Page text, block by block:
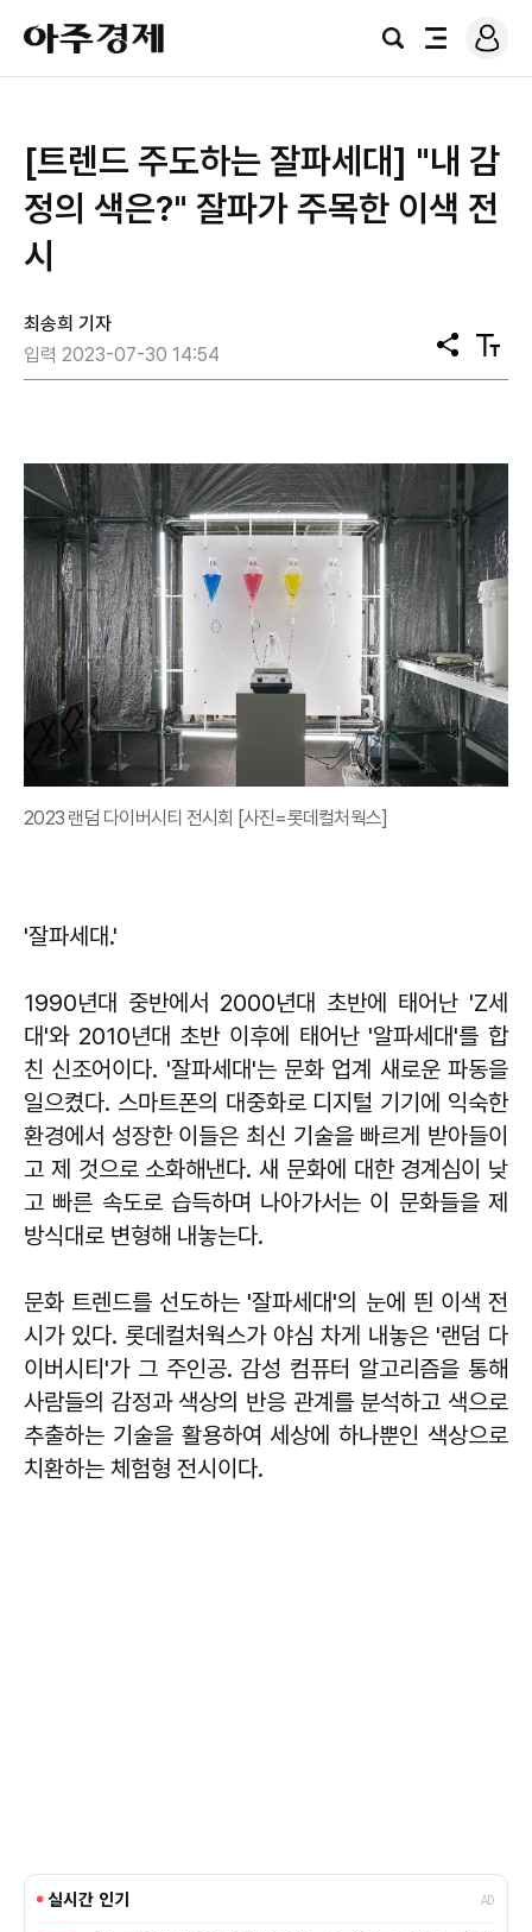
아
주
경
검
전
로
그
[트렌드 주도하는 잘파세대] "내 감
정의 색은?" 잘파가 주목한 이색 전
시
최송희 기자
입력 2023-07-30 14:54
공
유
텍
스
2023 랜덤 다이버시티 전시회 [사진=롯데컬처웍스]
'잘파세대.'
1990년대 중반에서 2000년대 초반에 태어난 'Z세
대'와 2010년대 초반 이후에 태어난 '알파세대'를 합
친 신조어이다. '잘파세대'는 문화 업계 새로운 파동을
일으켰다. 스마트폰의 대중화로 디지털 기기에 익숙한
환경에서 성장한 이들은 최신 기술을 빠르게 받아들이
고 제 것으로 소화해낸다. 새 문화에 대한 경계심이 낮
고 빠른 속도로 습득하며 나아가서는 이 문화들을 제
방식대로 변형해 내놓는다.
문화 트렌드를 선도하는 '잘파세대'의 눈에 띈 이색 전
시가 있다. 롯데컬처웍스가 야심 차게 내놓은 '랜덤 다
이버시티'가 그 주인공. 감성 컴퓨터 알고리즘을 통해
사람들의 감정과 색상의 반응 관계를 분석하고 색으로
추출하는 기술을 활용하여 세상에 하나뿐인 색상으로
치환하는 체험형 전시이다.